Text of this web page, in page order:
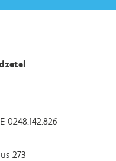
0248.142.826
273